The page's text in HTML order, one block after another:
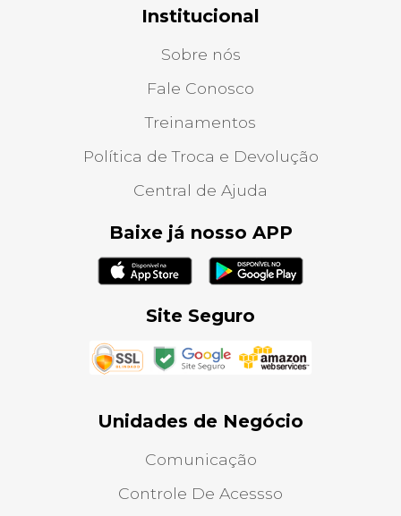
Institucional
Sobre nós
Fale Conosco
Treinamentos
Política de Troca e Devolução
Central de Ajuda
Baixe já nosso APP
Site Seguro
Unidades de Negócio
Comunicação
Controle De Acessso